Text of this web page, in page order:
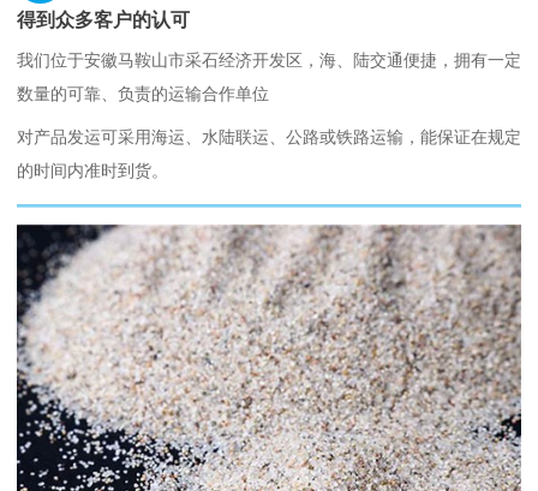
得到众多客户的认可
我们位于安徽马鞍山市采石经济开发区，海、陆交通便捷，拥有一定
数量的可靠、负责的运输合作单位
对产品发运可采用海运、水陆联运、公路或铁路运输，能保证在规定
的时间内准时到货。